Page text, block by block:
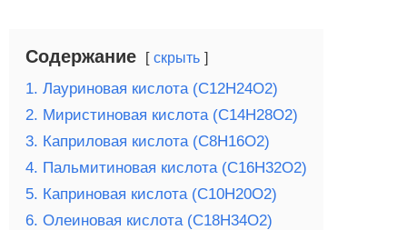
Содержание скрыть
1. Лауриновая кислота (C12H24O2)
2. Миристиновая кислота (C14H28O2)
3. Каприловая кислота (C8H16O2)
4. Пальмитиновая кислота (C16H32O2)
5. Каприновая кислота (C10H20O2)
6. Олеиновая кислота (C18H34O2)